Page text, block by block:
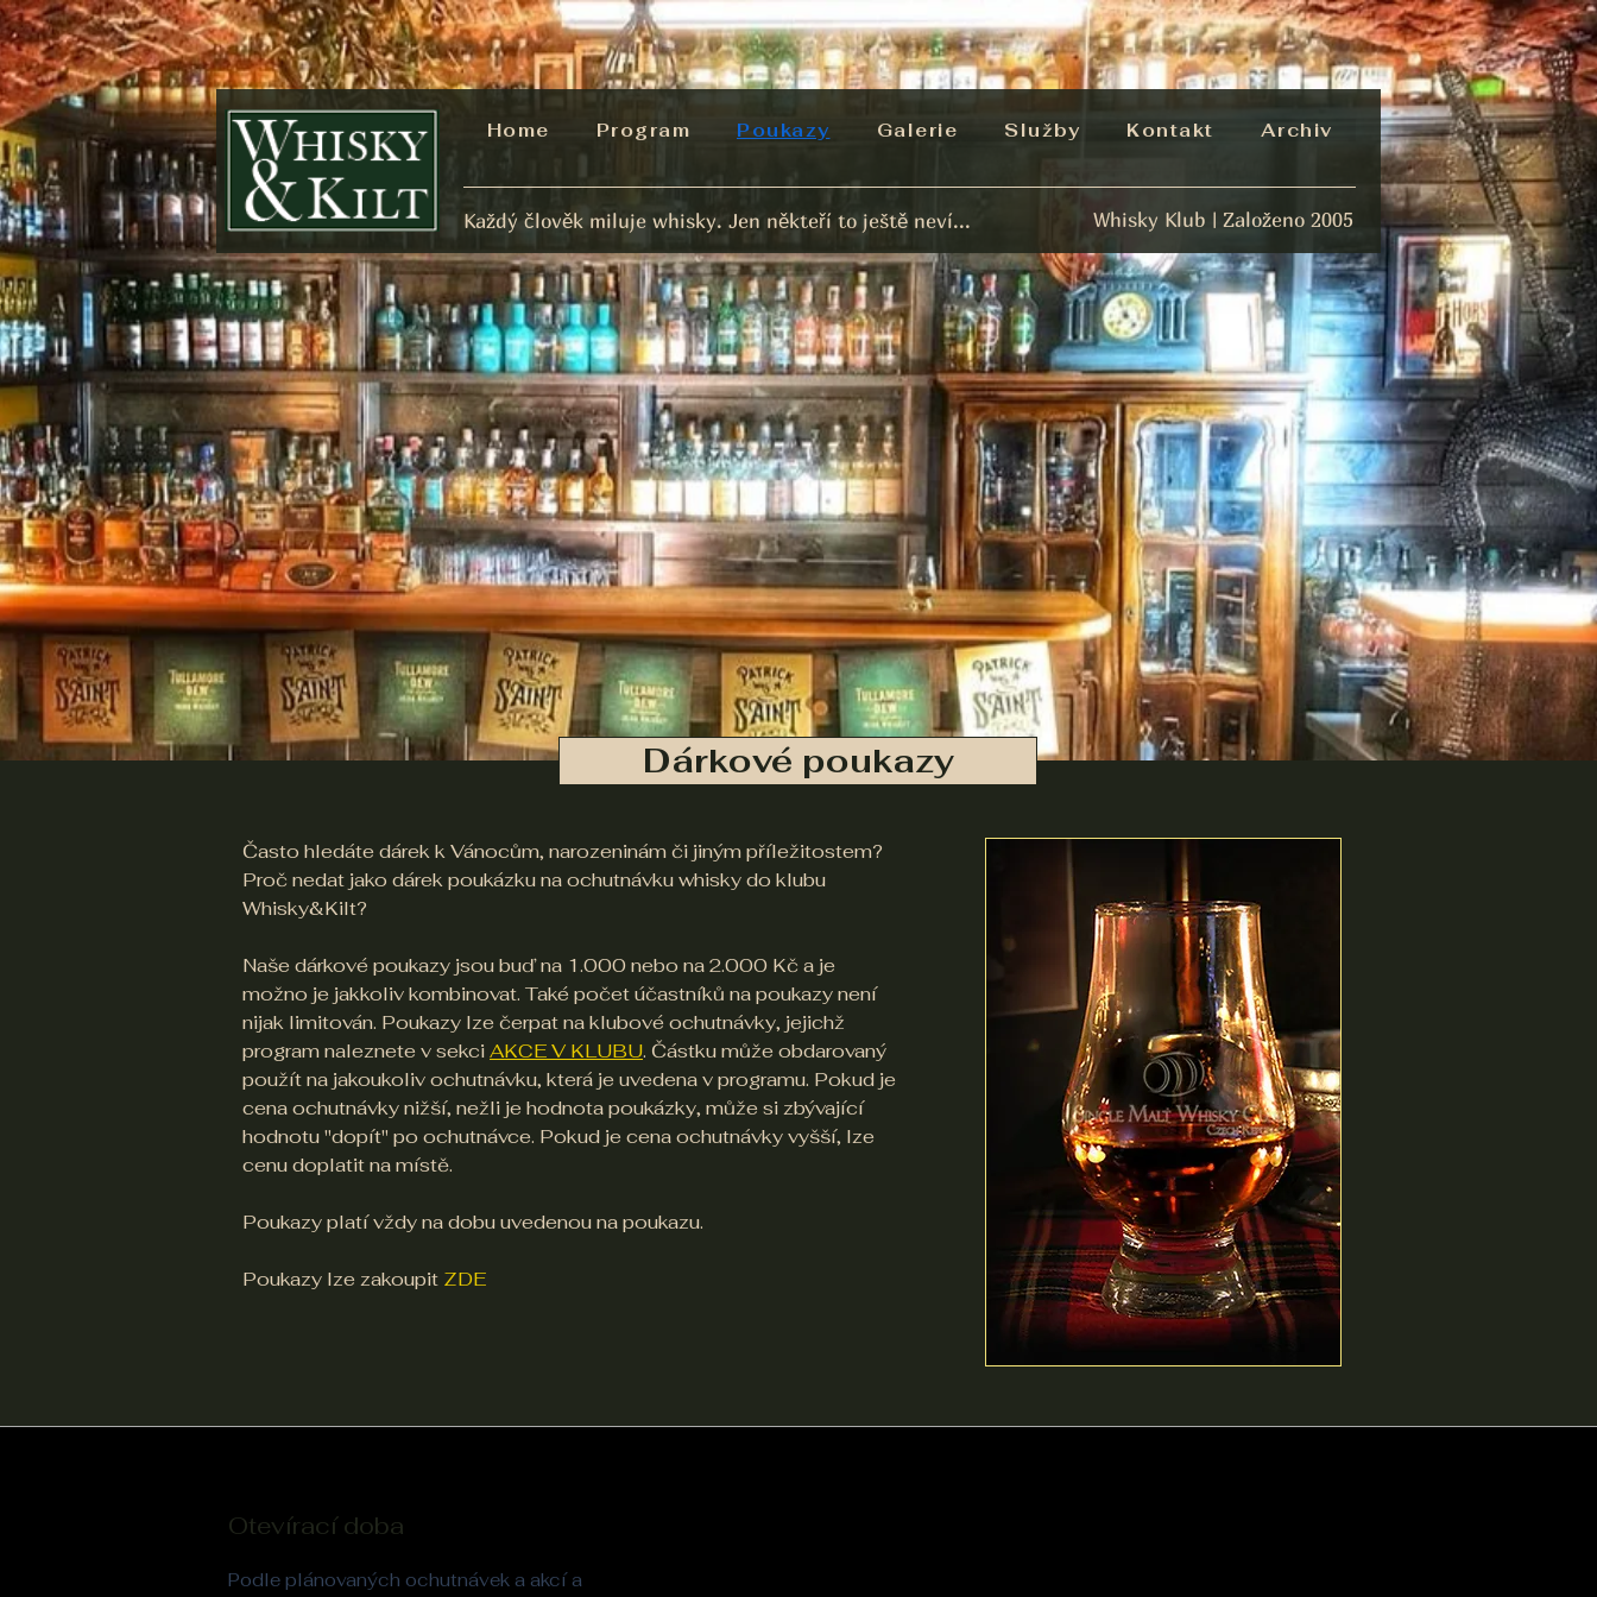
Home Program Poukazy Galerie Služby Kontakt Archiv
Každý člověk miluje whisky. Jen někteří to ještě neví... Whisky Klub | Založeno 2005
Dárkové poukazy
Často hledáte dárek k Vánocům, narozeninám či jiným příležitostem?
Proč nedat jako dárek poukázku na ochutnávku whisky do klubu
Whisky&Kilt?
Naše dárkové poukazy jsou buď na 1.000 nebo na 2.000 Kč a je
možno je jakkoliv kombinovat. Také počet účastníků na poukazy není
nijak limitován. Poukazy lze čerpat na klubové ochutnávky, jejichž
program naleznete v sekciAKCE V KLUBU. Částku může obdarovaný
použít na jakoukoliv ochutnávku, která je uvedena v programu. Pokud je
cena ochutnávky nižší, nežli je hodnota poukázky, může si zbývající
hodnotu "dopít" po ochutnávce. Pokud je cena ochutnávky vyšší, lze
cenu doplatit na místě.
Poukazy platí vždy na dobu uvedenou na poukazu.
Poukazy lze zakoupit ZDE
Otevírací doba
Podle plánovaných ochutnávek a akcí a